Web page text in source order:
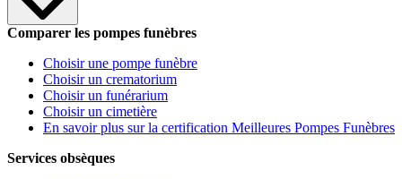
Comparer les pompes funèbres
Choisir une pompe funèbre
Choisir un crematorium
Choisir un funérarium
Choisir un cimetière
En savoir plus sur la certification Meilleures Pompes Funèbres
Services obsèques